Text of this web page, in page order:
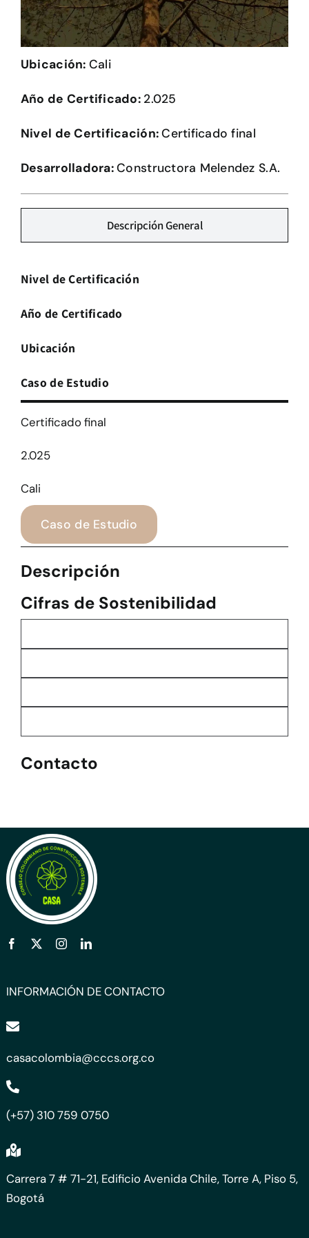
Herramientas
Ubicación: Cali
Año de Certificado: 2.025
Nivel de Certificación:Certificado final
Desarrolladora:Constructora Melendez S.A.
Descripción General
Nivel de Certificación
Año de Certificado
Ubicación
Caso de Estudio
Certificado final
2.025
Cali
Caso de Estudio
Descripción
Cifras de Sostenibilidad
Contacto
INFORMACIÓN DE CONTACTO
casacolombia@cccs.org.co
(+57) 310 759 0750
Carrera 7 # 71-21, Edificio Avenida Chile, Torre A, Piso 5,
Bogotá